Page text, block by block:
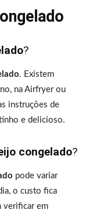
?
. Existem
na Airfryer ou
instruções de
e delicioso.
congelado?
pode variar
o custo fica
verificar em